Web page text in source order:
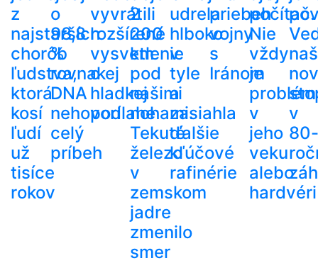
z
najstarších
chorôb
ľudstva,
ktorá
kosí
ľudí
už
tisíce
rokov
o
98,8
%
rovnakej
DNA
nehovorí
celý
príbeh
vyvrátili
rozšírené
vysvetlenie
o
hladkej
podlahe
2
200
km
pod
našimi
nohami.
Tekuté
železo
v
zemskom
jadre
zmenilo
smer
udrela
hlboko
v
tyle
a
zasiahla
ďalšie
kľúčové
rafinérie
priebeh
vojny
s
Iránom
počítač.
Nie
vždy
je
problém
v
jeho
veku
alebo
hardvéri
v
80-